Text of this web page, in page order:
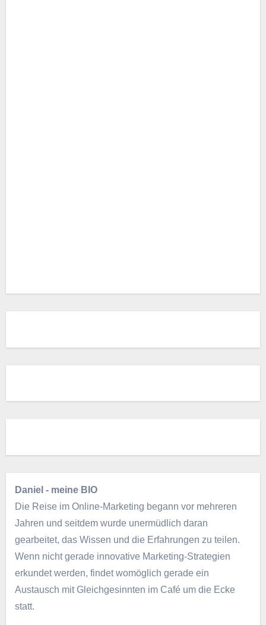
Daniel - meine BIO
Die Reise im Online-Marketing begann vor mehreren
Jahren und seitdem wurde unermüdlich daran
gearbeitet, das Wissen und die Erfahrungen zu teilen.
Wenn nicht gerade innovative Marketing-Strategien
erkundet werden, findet womöglich gerade ein
Austausch mit Gleichgesinnten im Café um die Ecke
statt.